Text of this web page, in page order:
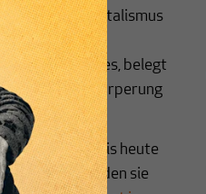
des Kapitalismus
Artikels
des Geldes, belegt
Verkörperung
Marxisten bis heute
lässt, und und den sie